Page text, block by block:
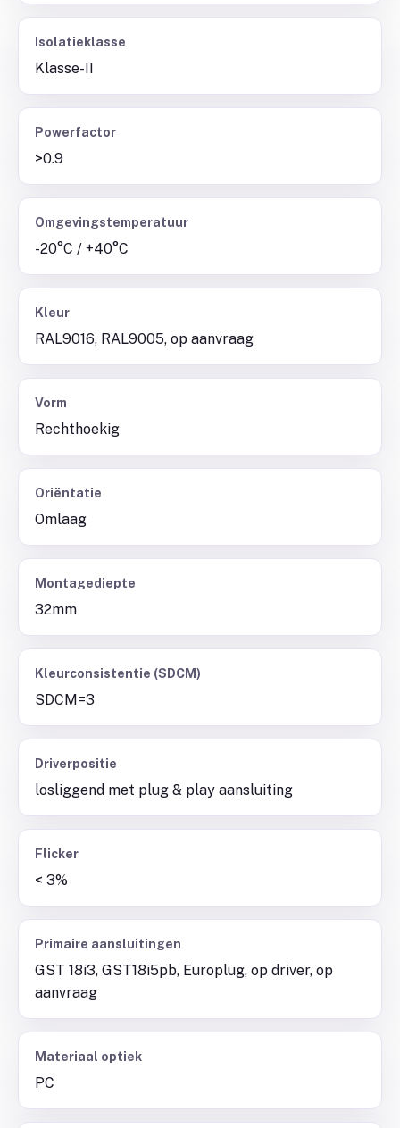
Isolatieklasse
Klasse-II
Powerfactor
>0.9
Omgevingstemperatuur
-20°C / +40°C
Kleur
RAL9016, RAL9005, op aanvraag
Vorm
Rechthoekig
Oriëntatie
Omlaag
Montagediepte
32mm
Kleurconsistentie (SDCM)
SDCM=3
Driverpositie
losliggend met plug & play aansluiting
Flicker
< 3%
Primaire aansluitingen
GST 18i3, GST18i5pb, Europlug, op driver, op
aanvraag
Materiaal optiek
PC